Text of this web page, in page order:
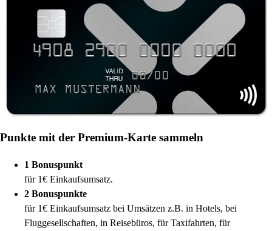
Punkte mit der Premium-Karte sammeln
1 Bonuspunkt
für 1€ Einkaufsumsatz.
2 Bonuspunkte
für 1€ Einkaufsumsatz bei Umsätzen z.B. in Hotels, bei
Fluggesellschaften, in Reisebüros, für Taxifahrten, für